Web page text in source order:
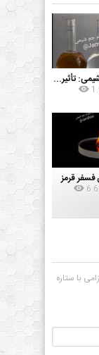
آزمایش جذاب شیمی: تأثیر pH بر واکنش پتاسیم پرمنگنات و سدیم تیوسولفات
قرمز
با ستاره